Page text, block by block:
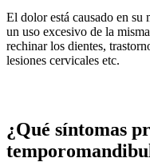
El dolor está causado en
un uso excesivo de la
rechinar los dientes,
lesiones cervicales etc.
¿Qué síntomas